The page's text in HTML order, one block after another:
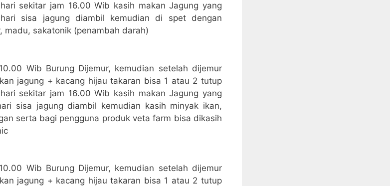
sekitar jam 16.00 Wib kasih makan Jagung yang
sisa jagung diambil kemudian di spet dengan
madu, sakatonik (penambah darah)
Wib Burung Dijemur, kemudian setelah dijemur
jagung + kacang hijau takaran bisa 1 atau 2 tutup
sekitar jam 16.00 Wib kasih makan Jagung yang
sisa jagung diambil kemudian kasih minyak ikan,
serta bagi pengguna produk veta farm bisa dikasih
Wib Burung Dijemur, kemudian setelah dijemur
jagung + kacang hijau takaran bisa 1 atau 2 tutup